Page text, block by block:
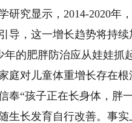
显示，2014-2020年，
导，这一增长趋势将持
的肥胖防治应从娃娃抓
对儿童体重增长存在根
奉“孩子正在长身体，胖
生长发育自行改善。事